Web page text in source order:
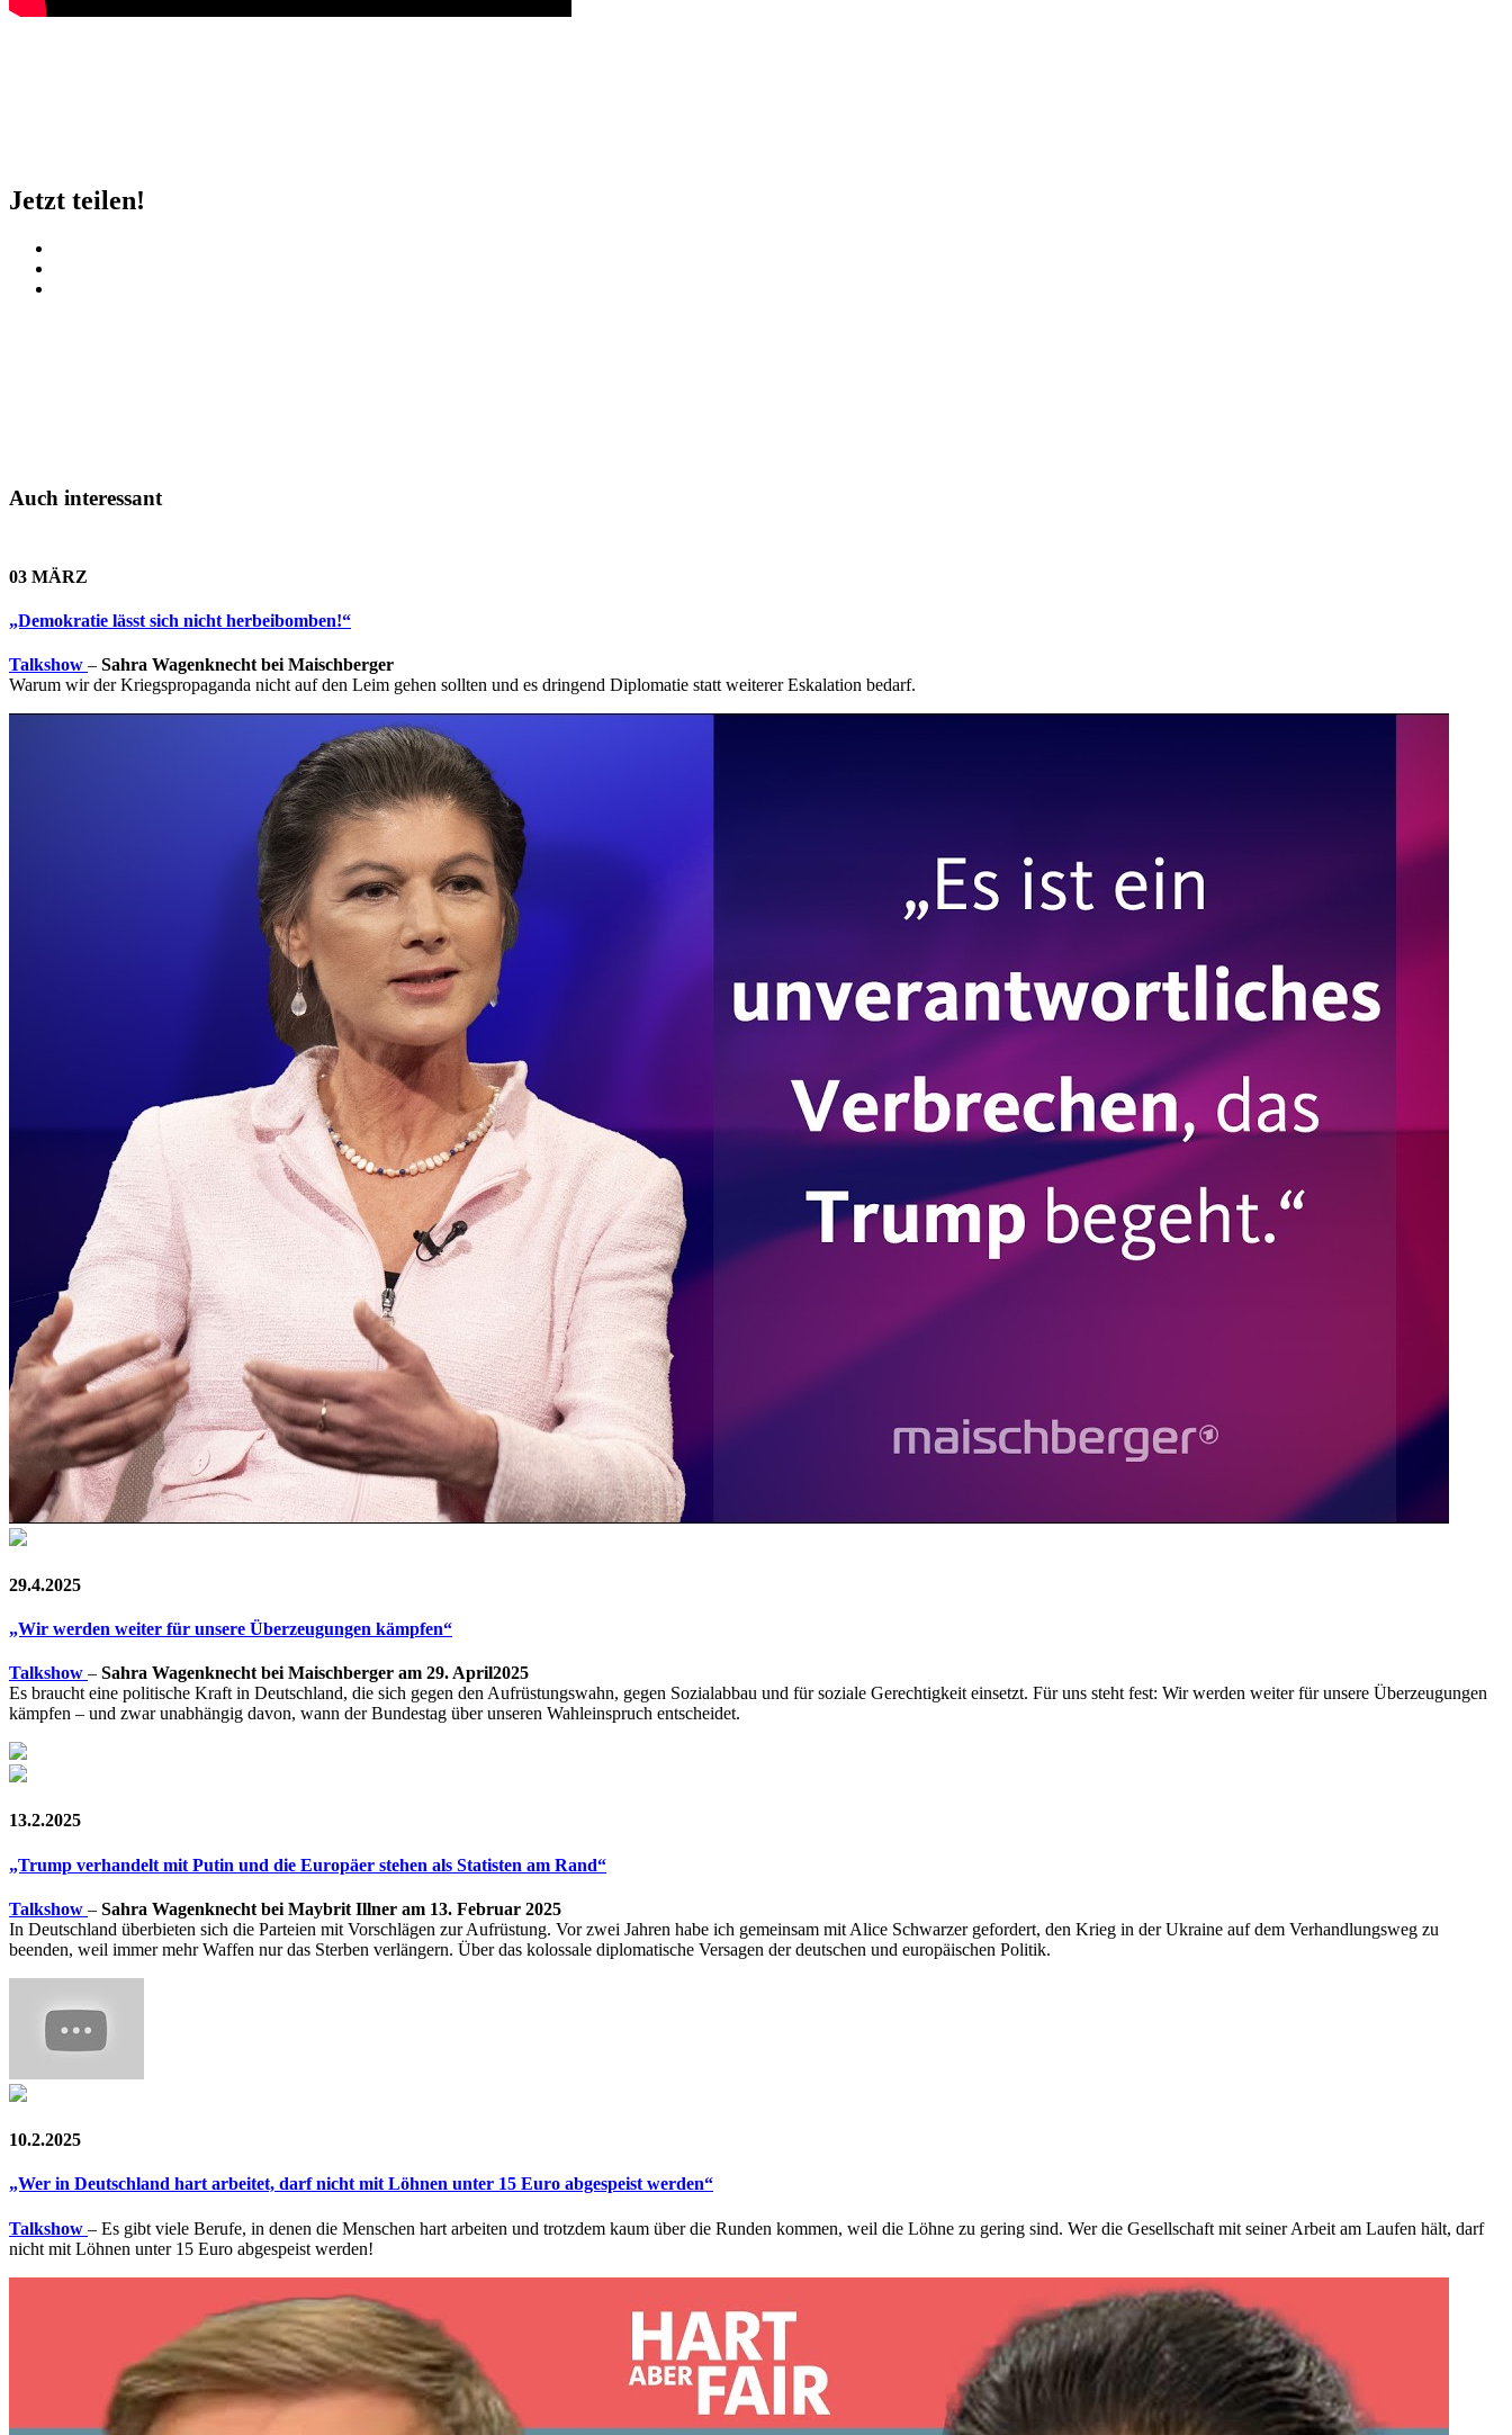
Jetzt teilen!
Auch interessant
03 MÄRZ
„Demokratie lässt sich nicht herbeibomben!“
Talkshow – Sahra Wagenknecht bei Maischberger
Warum wir der Kriegspropaganda nicht auf den Leim gehen sollten und es dringend Diplomatie statt weiterer Eskalation bedarf.
29.4.2025
„Wir werden weiter für unsere Überzeugungen kämpfen“
Talkshow – Sahra Wagenknecht bei Maischberger am 29. April2025
Es braucht eine politische Kraft in Deutschland, die sich gegen den Aufrüstungswahn, gegen Sozialabbau und für soziale Gerechtigkeit einsetzt. Für uns steht fest: Wir werden weiter für unsere Überzeugungen
kämpfen – und zwar unabhängig davon, wann der Bundestag über unseren Wahleinspruch entscheidet.
13.2.2025
„Trump verhandelt mit Putin und die Europäer stehen als Statisten am Rand“
Talkshow – Sahra Wagenknecht bei Maybrit Illner am 13. Februar 2025
In Deutschland überbieten sich die Parteien mit Vorschlägen zur Aufrüstung. Vor zwei Jahren habe ich gemeinsam mit Alice Schwarzer gefordert, den Krieg in der Ukraine auf dem Verhandlungsweg zu
beenden, weil immer mehr Waffen nur das Sterben verlängern. Über das kolossale diplomatische Versagen der deutschen und europäischen Politik.
10.2.2025
„Wer in Deutschland hart arbeitet, darf nicht mit Löhnen unter 15 Euro abgespeist werden“
Talkshow – Es gibt viele Berufe, in denen die Menschen hart arbeiten und trotzdem kaum über die Runden kommen, weil die Löhne zu gering sind. Wer die Gesellschaft mit seiner Arbeit am Laufen hält, darf
nicht mit Löhnen unter 15 Euro abgespeist werden!